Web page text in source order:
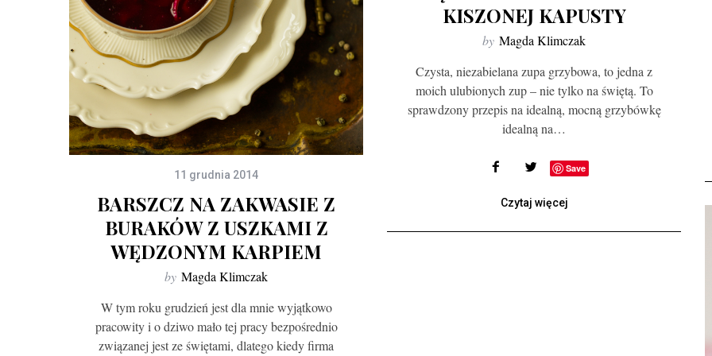
KISZONEJ KAPUSTY
by Magda Klimczak
Czysta, niezabielana zupa grzybowa, to jedna z
moich ulubionych zup – nie tylko na świętą. To
sprawdzony przepis na idealną, mocną grzybówkę
idealną na…
Save
Czytaj więcej
11 grudnia 2014
BARSZCZ NA ZAKWASIE Z
BURAKÓW Z USZKAMI Z
WĘDZONYM KARPIEM
by Magda Klimczak
W tym roku grudzień jest dla mnie wyjątkowo
pracowity i o dziwo mało tej pracy bezpośrednio
związanej jest ze świętami, dlatego kiedy firma